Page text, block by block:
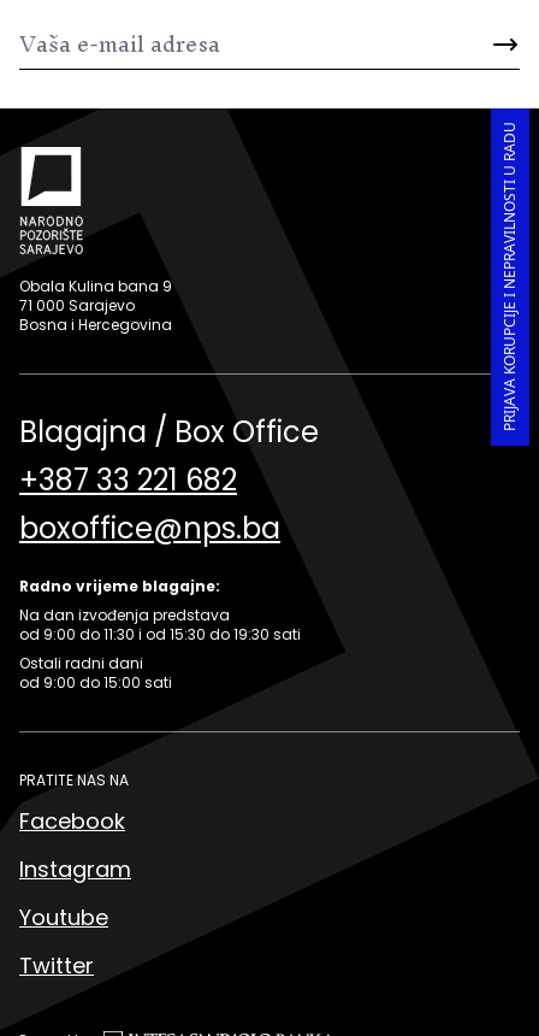
PRIJAVA KORUPCIJE I NEPRAVILNOSTI U RADU
Obala Kulina bana 9
71 000 Sarajevo
Bosna i Hercegovina
Blagajna / Box Office
+387 33 221 682
boxoffice@nps.ba
Radno vrijeme blagajne:
Na dan izvođenja predstava
od 9:00 do 11:30 i od 15:30 do 19:30 sati
Ostali radni dani
od 9:00 do 15:00 sati
PRATITE NAS NA
Facebook
Instagram
Youtube
Twitter